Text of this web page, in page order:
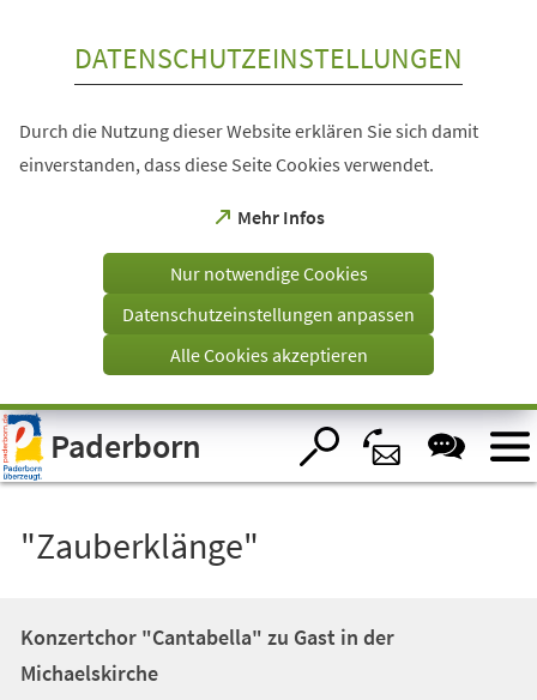
Visuelle
Assistenzsoftware
öffnen.
DATENSCHUTZEINSTELLUNGEN
Durch die Nutzung dieser Website erklären Sie sich damit
einverstanden, dass diese Seite Cookies verwendet.
Mehr Infos
(Öffnet
einem
Tab)
Nur notwendige Cookies
Datenschutzeinstellungen anpassen
Alle Cookies akzeptieren
Paderborn
"Zauberklänge"
Konzertchor "Cantabella" zu Gast in der
Michaelskirche